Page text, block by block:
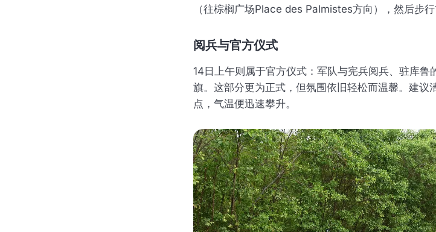
（往棕榈广场Place des Palmistes方向），然后步行
阅兵与官方仪式
14日上午则属于官方仪式：军队与宪兵阅兵、驻库
旗。这部分更为正式，但氛围依旧轻松而温馨。建议
点，气温便迅速攀升。